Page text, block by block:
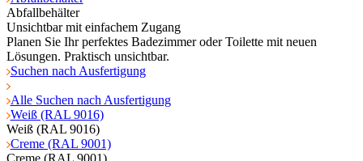
Abfallbehälter
Unsichtbar mit einfachem Zugang
Planen Sie Ihr perfektes Badezimmer oder Toilette mit neuen
Lösungen. Praktisch unsichtbar.
Suchen nach Ausfertigung
Alle Suchen nach Ausfertigung
Weiß (RAL 9016)
Weiß (RAL 9016)
Creme (RAL 9001)
Creme (RAL 9001)